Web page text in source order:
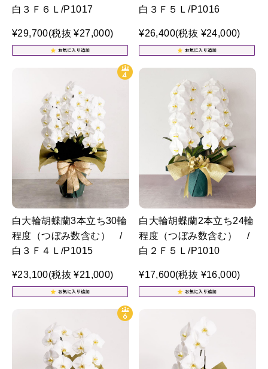
白３Ｆ６Ｌ/P1017
¥29,700(税抜 ¥27,000)
白３Ｆ５Ｌ/P1016
¥26,400(税抜 ¥24,000)
白大輪胡蝶蘭3本立ち30輪
程度（つぼみ数含む） /
白３Ｆ４Ｌ/P1015
¥23,100(税抜 ¥21,000)
白大輪胡蝶蘭2本立ち24輪
程度（つぼみ数含む） /
白２Ｆ５Ｌ/P1010
¥17,600(税抜 ¥16,000)